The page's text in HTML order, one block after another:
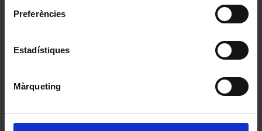
Preferències
Estadístiques
Màrqueting
Baixeras i Verdaguer, Dionís